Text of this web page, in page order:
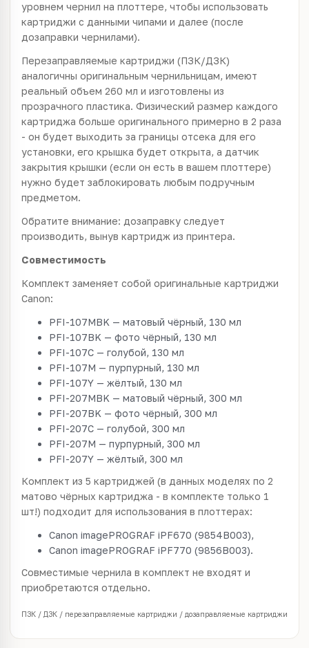
уровнем чернил на плоттере, чтобы использовать
картриджи с данными чипами и далее (после
дозаправки чернилами).
Перезаправляемые картриджи (ПЗК/ДЗК)
аналогичны оригинальным чернильницам, имеют
реальный объем 260 мл и изготовлены из
прозрачного пластика. Физический размер каждого
картриджа больше оригинального примерно в 2 раза
- он будет выходить за границы отсека для его
установки, его крышка будет открыта, а датчик
закрытия крышки (если он есть в вашем плоттере)
нужно будет заблокировать любым подручным
предметом.
Обратите внимание: дозаправку следует
производить, вынув картридж из принтера.
Совместимость
Комплект заменяет собой оригинальные картриджи
Canon:
PFI-107MBK — матовый чёрный, 130 мл
PFI-107BK — фото чёрный, 130 мл
PFI-107C — голубой, 130 мл
PFI-107M — пурпурный, 130 мл
PFI-107Y — жёлтый, 130 мл
PFI-207MBK — матовый чёрный, 300 мл
PFI-207BK — фото чёрный, 300 мл
PFI-207C — голубой, 300 мл
PFI-207M — пурпурный, 300 мл
PFI-207Y — жёлтый, 300 мл
Комплект из 5 картриджей (в данных моделях по 2
матово чёрных картриджа - в комплекте только 1
шт!) подходит для использования в плоттерах:
Canon imagePROGRAF iPF670 (9854B003),
Canon imagePROGRAF iPF770 (9856B003).
Совместимые чернила в комплект не входят и
приобретаются отдельно.
ПЗК / ДЗК / перезаправляемые картриджи / дозаправляемые картриджи